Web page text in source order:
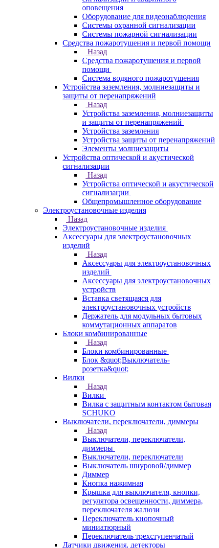
оповещения
Оборудование для видеонаблюдения
Системы охранной сигнализации
Системы пожарной сигнализации
Средства пожаротушения и первой помощи
Назад
Средства пожаротушения и первой
помощи
Система водяного пожаротушения
Устройства заземления, молниезащиты и
защиты от перенапряжений
Назад
Устройства заземления, молниезащиты
и защиты от перенапряжений
Устройства заземления
Устройства защиты от перенапряжений
Элементы молниезащиты
Устройства оптической и акустической
сигнализации
Назад
Устройства оптической и акустической
сигнализации
Общепромышленное оборудование
Электроустановочные изделия
Назад
Электроустановочные изделия
Аксессуары для электроустановочных
изделий
Назад
Аксессуары для электроустановочных
изделий
Аксессуары для электроустановочных
устройств
Вставка светящаяся для
электроустановочных устройств
Держатель для модульных бытовых
коммутационных аппаратов
Блоки комбинированные
Назад
Блоки комбинированные
Блок &quot;Выключатель-
розетка&quot;
Вилки
Назад
Вилки
Вилка с защитным контактом бытовая
SCHUKO
Выключатели, переключатели, диммеры
Назад
Выключатели, переключатели,
диммеры
Выключатели, переключатели
Выключатель шнуровой/диммер
Диммер
Кнопка нажимная
Крышка для выключателя, кнопки,
регулятора освещенности, диммера,
переключателя жалюзи
Переключатель кнопочный
миниатюрный
Переключатель трехступенчатый
Датчики движения, детекторы